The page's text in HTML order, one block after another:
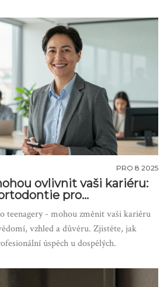
PRO 8 2025
ovlivnit vaši kariéru:
pro
teenagery - mohou změnit vaši kariéru
vzhled a důvěru. Zjistěte, jak
úspěch u dospělých.